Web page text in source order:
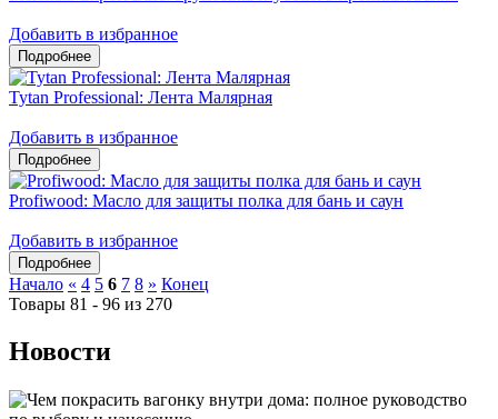
Добавить в избранное
Tytan Professional: Лента Малярная
Добавить в избранное
Profiwood: Масло для защиты полка для бань и саун
Добавить в избранное
Начало « 4 5 6 7 8 » Конец
Товары 81 - 96 из 270
Новости